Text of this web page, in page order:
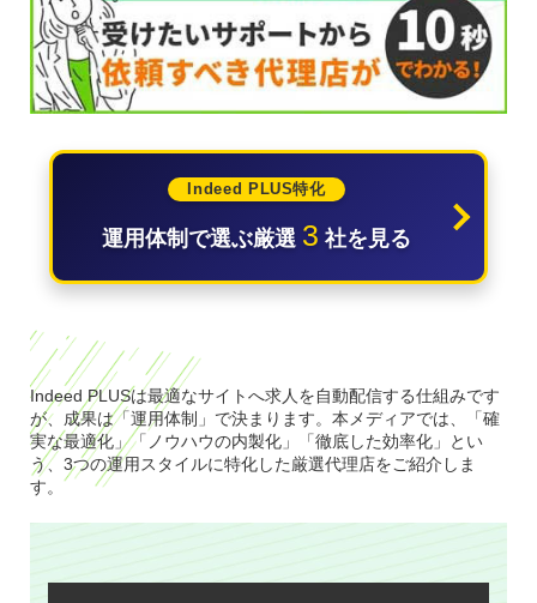
Indeed PLUS特化
運用体制で選ぶ厳選 3 社を見る
Indeed PLUSは最適なサイトへ求人を自動配信する仕組みです
が、成果は「運用体制」で決まります。本メディアでは、「確
実な最適化」「ノウハウの内製化」「徹底した効率化」とい
う、3つの運用スタイルに特化した厳選代理店をご紹介しま
す。